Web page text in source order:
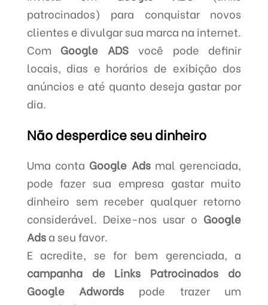
patrocinados) para conquistar novos
clientes e divulgar sua marca na internet.
Com Google ADS você pode definir
locais, dias e horários de exibição dos
anúncios e até quanto deseja gastar por
dia.
Não desperdice seu dinheiro
Uma conta Google Adsmal gerenciada,
pode fazer sua empresa gastar muito
dinheiro sem receber qualquer retorno
considerável. Deixe-nos usar o Google
Adsa seu favor.
E acredite, se for bem gerenciada, a
campanha de Links Patrocinados do
Google Adwords pode trazer um